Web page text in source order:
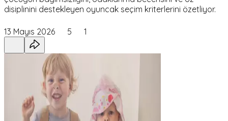
disiplinini destekleyen oyuncak seçim kriterlerini özetliyor.
13 Mayıs 2026 5 1